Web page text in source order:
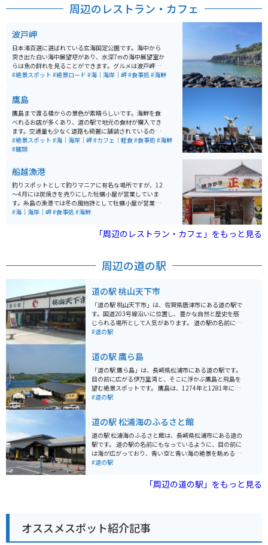
クでのツーリングにも適しており、海風を感じながら爽
周辺のレストラン・カフェ
波戸岬
日本渚百選に選ばれている玄海国定公園です。海中から
突き出た白い海中展望塔があり、水深7mの海中展望室か
らは魚の群れを見ることができます。グルメは波戸岬名
物さざえのつぼ焼で、おばちゃんが目の前で焼いてくれ
#絶景スポット #絶景ロード #海｜海岸｜岬#食事処 #海鮮
鷹島
鷹島まで渡る橋からの景色が素晴らしいです。海鮮を食
べれるお店が多くあり、道の駅で地元の食材が購入でき
ます。交通量も少なく道路も綺麗に舗装されているので
ドライブ、バイクツーリングに最適です。
#絶景スポット #海｜海岸｜岬#カフェ｜軽食#食事処 #海鮮
#麺類
船越漁港
釣りスポットとして釣りマニアに有名な場所ですが、12
～4月には炭焼きを売りにした牡蠣小屋が営業していま
す。糸島の漁港では冬の風物詩として牡蠣小屋が営業を
始めると地元ニュースや情報番組の話題になるほど有名
屋は300名ほど収容できる店舗で、大型バスが駐車でき
る駐車場も完備されています。牡蠣以外に魚介類の海産
#海｜海岸｜岬#食事処 #海鮮
「周辺のレストラン・カフェ」をもっと見る
周辺の道の駅
道の駅 桃山天下市
「道の駅 桃山天下市」は、佐賀県唐津市にある道の駅で
す。国道203号線沿いに位置し、豊かな自然と歴史を感
じられる場所として人気があります。 道の駅の名前にも
なっている「桃山」は、かつてこの地を治めていた豊臣
どがあります。 また、地元の特産品を販売する直売所も
併設されており、新鮮な野菜や果物、加工品などを購入
することができます。特に、佐賀県産のブランドいちご
「さがほのか」は、甘みと酸味のバランスが良く、お土
産に最適です。 バイクで訪れる際は、広々とした駐車場
トも点在しています。 【おすすめ情報】 * 佐賀県産いち
ご「さがほのか」 * 豊臣秀吉関連の展示 * 広々とした駐
車場 * ツーリングの中継地点におすすめ
#道の駅
道の駅 鷹ら島
「道の駅 鷹ら島」は、長崎県松浦市にある道の駅です。
目の前に広がる伊万里湾と、そこに浮かぶ鷹島と飛島を
望む絶景スポットです。 鷹島は、1274年と1281年に元
寇があった場所として知られており、道の駅の周辺に
売する直売所や、鷹島産の食材を使った料理を提供する
レストランがあります。また、展望台からは、伊万里湾
を一望することができます。 バイクで訪れる場合は、道
の駅の駐車場にバイク専用の駐車スペースがあります。
周辺は海岸線が続く風光明媚な道が多く、ツーリングに
ラメなどの活魚です。また、鷹島産の塩を使った塩サバ
#道の駅
道の駅 松浦海のふるさと館
道の駅 松浦海のふるさと館は、長崎県松浦市にある道の
駅です。 道の駅の名前にもなっているように、目の前に
は海が広がっており、青い空と青い海の絶景を眺めるこ
とができます。新鮮な魚介類が購入できる市場や、松浦
場が完備されているので安心です。周辺には、リアス式
で購入した新鮮な魚介類をその場で味わうのも良いです
し、お土産に持ち帰るのも良いでしょう。また、松浦焼
という伝統工芸品も有名です。
#道の駅
「周辺の道の駅」をもっと見る
オススメスポット紹介記事